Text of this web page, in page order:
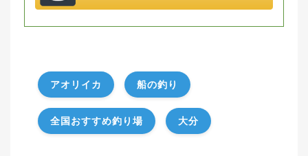
アオリイカ 船の釣り
全国おすすめ釣り場 大分